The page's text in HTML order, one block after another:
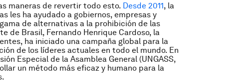
maneras de revertir todo esto. Desde 2011, la
les ha ayudado a gobiernos, empresas y
de alternativas a la prohibición de las
de Brasil, Fernando Henrique Cardoso, la
ha iniciado una campaña global para la
de los líderes actuales en todo el mundo. En
Especial de la Asamblea General (UNGASS,
un método más eficaz y humano para la